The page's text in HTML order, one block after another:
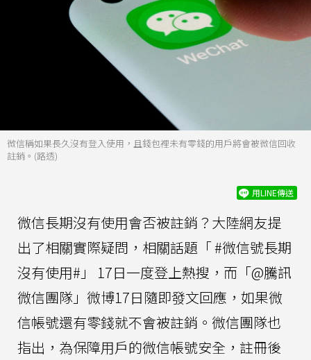
微信稱如果長久沒有登入使用，且錢包裡未有零錢的用戶將會被微信回收
註銷。(路透)
用LINE傳送
微信長期沒有使用會否被註銷？大陸網友提
出了相關實際疑問，相關話題「 #微信號長期
沒有使用#」 17日一度登上熱搜，而「@騰訊
微信團隊」微博17日隨即發文回應，如果微
信帳號還有零錢就不會被註銷。微信團隊也
指出，為保障用戶的微信帳號安全，註冊後